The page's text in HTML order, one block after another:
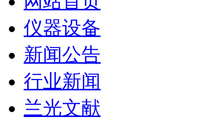
仪器设备
新闻公告
行业新闻
兰光文献